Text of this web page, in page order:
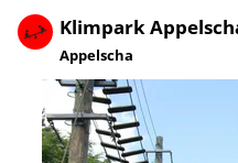
Klimpark
Appelscha